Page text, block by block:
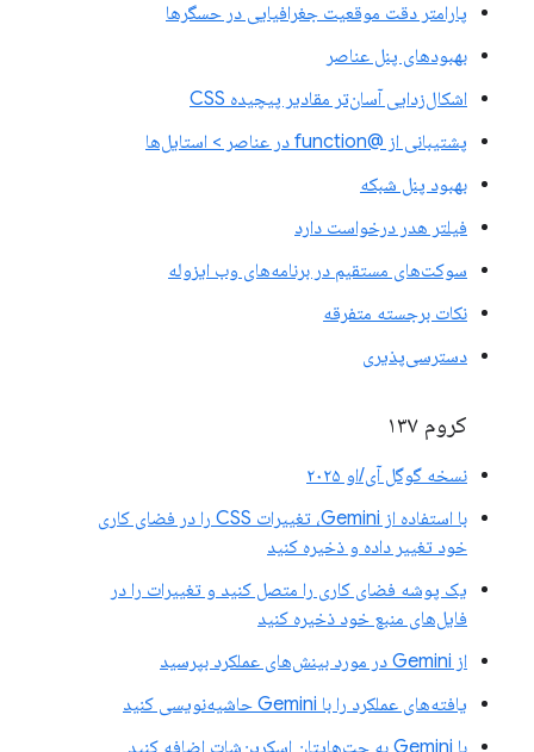
پارامتر دقت موقعیت جغرافیایی در حسگرها
بهبودهای پنل عناصر
اشکال‌زدایی آسان‌تر مقادیر پیچیده CSS
پشتیبانی از @function در عناصر > استایل‌ها
بهبود پنل شبکه
فیلتر هدر درخواست دارد
سوکت‌های مستقیم در برنامه‌های وب ایزوله
نکات برجسته متفرقه
دسترسی‌پذیری
کروم ۱۳۷
نسخه گوگل آی/او ۲۰۲۵
با استفاده از Gemini، تغییرات CSS را در فضای کاری
خود تغییر داده و ذخیره کنید
یک پوشه فضای کاری را متصل کنید و تغییرات را در
فایل‌های منبع خود ذخیره کنید
از Gemini در مورد بینش‌های عملکرد بپرسید
یافته‌های عملکرد را با Gemini حاشیه‌نویسی کنید